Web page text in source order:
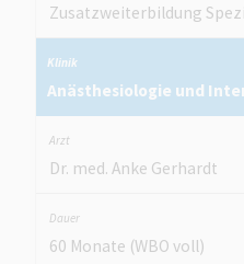
Zusatzweiterbildung
Anästhesiologie und
Dr. med. Anke Gerhardt
60 Monate (WBO voll)